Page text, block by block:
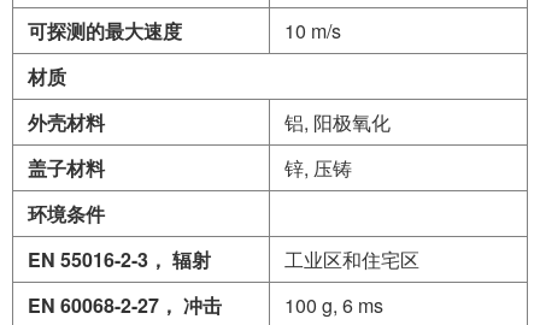
可探测的最大速度
10 m/s
材质
外壳材料
铝, 阳极氧化
盖子材料
锌, 压铸
环境条件
EN 55016-2-3 ， 辐射
工业区和住宅区
EN 60068-2-27 ， 冲击
100 g, 6 ms